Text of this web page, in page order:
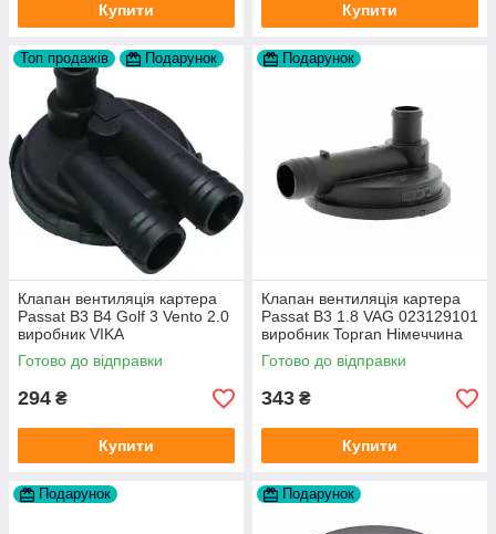
Купити Купити
Топ продажів Подарунок
Клапан вентиляція картера
Passat B3 B4 Golf 3 Vento 2.0
виробник VIKA
Готово до відправки
294 ₴
Купити
Подарунок
Клапан вентиляція картера
Passat B3 1.8 VAG 023129101
виробник Topran Німеччина
Готово до відправки
343 ₴
Купити
Подарунок Подарунок